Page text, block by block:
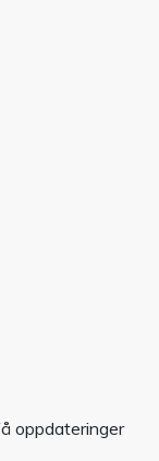
oppdateringer